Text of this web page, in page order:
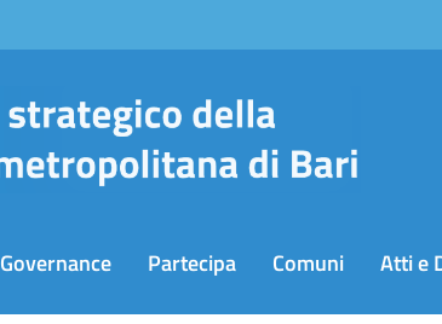
Governance Partecipa Comuni Atti e